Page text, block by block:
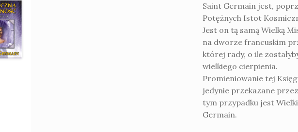
Saint Germain jest,
Potężnych Istot
Jest on tą samą Wielką
na dworze francuskim
której rady, o ile
wielkiego cierpienia.
Promieniowanie tej
jedynie przekazane
tym przypadku jest Wielki
Germain.